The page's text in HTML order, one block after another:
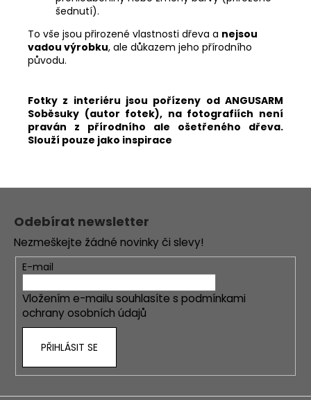
šednutí).
To vše jsou přirozené vlastnosti dřeva a nejsou
vadou výrobku, ale důkazem jeho přírodního
původu.
Fotky z interiéru jsou pořízeny od ANGUSARM
Soběsuky (autor fotek), na fotografiích není
praván z přírodního ale ošetřeného dřeva.
Slouží pouze jako inspirace
Odebírat newsletter
Nezmeškejte žádné novinky či slevy!
E-mail
Vložením e-mailu souhlasíte s podmínkami
ochrany osobních údajů
PŘIHLÁSIT SE